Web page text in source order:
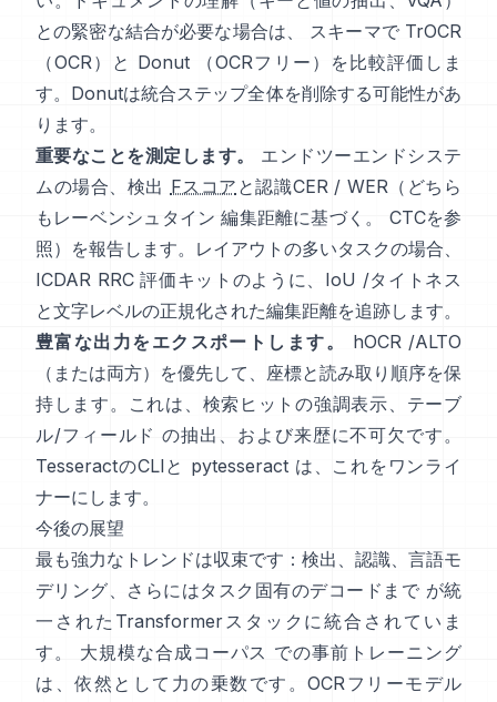
との緊密な結合が必要な場合は、 スキーマで TrOCR
（OCR）と Donut
（OCRフリー）を比較評価しま
す。Donutは統合ステップ全体を削除する可能性があ
ります。
重要なことを測定します。
エンドツーエンドシステ
ムの場合、検出 Fスコア と認識CER / WER（どちら
もレーベンシュタイン 編集距離に基づく。
CTCを参
照）を報告します。レイアウトの多いタスクの場合、
ICDAR RRC 評価キットのように、IoU /タイトネス
と文字レベルの正規化された編集距離を追跡します。
豊富な出力をエクスポートします。
hOCR /ALTO
（または両方）を優先して、座標と読み取り順序を保
持します。これは、検索ヒットの強調表示、テーブ
ル/フィールド の抽出、および来歴に不可欠です。
TesseractのCLIと pytesseract は、これをワンライ
ナーにします。
今後の展望
最も強力なトレンドは収束です：検出、認識、言語モ
デリング、さらにはタスク固有のデコードまで が統
一されたTransformerスタックに統合されていま
す。
大規模な合成コーパス での事前トレーニング
は、依然として力の乗数です。OCRフリーモデル